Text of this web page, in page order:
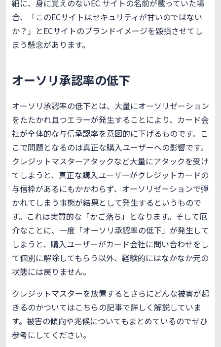
細に、身に覚えのないEC サイトの名前が載っていた場
合、「このECサイトはセキュリティが甘いのではない
か？」とECサイトのブランドイメージを毀損させてし
まう懸念があります。
オーソリ承認率の低下
オーソリ承認率の低下とは、大量にオーソリゼーション
をたたかれ且つエラーが発生することにより、カード会
社が全体的な与信承認率を意図的に下げるものです。こ
こで問題となるのは真正な購入ユーザーへの影響です。
クレジットマスターアタックなど大量にアタックを受け
てしまうと、真正な購入ユーザーがクレジットカードの
与信枠があるにもかかわらず、オーソリゼーションで弾
かれてしまう事態が結果として発生するというもので
す。これは実質的な「かご落ち」となります。そして厄
介なことに、一度「オーソリ承認率の低下」が発生して
しまうと、購入ユーザーがカード会社に問い合わせをし
て個別に解除してもらう以外、経験的にはなかなか元の
状態には戻りません。
クレジットマスターを放置するとさらにどんな被害が起
きるのかついてはこちらの記事で詳しく解説していま
す。被害の傾向や兆候についてもまとめているのでぜひ
参考にしてください。